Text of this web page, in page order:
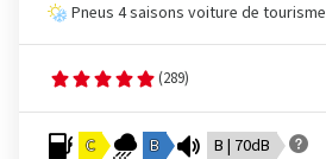
Pneus 4 saisons voiture de tourisme
(289)
C B B | 70dB